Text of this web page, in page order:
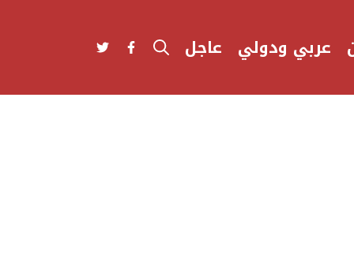
عربي ودولي عاجل